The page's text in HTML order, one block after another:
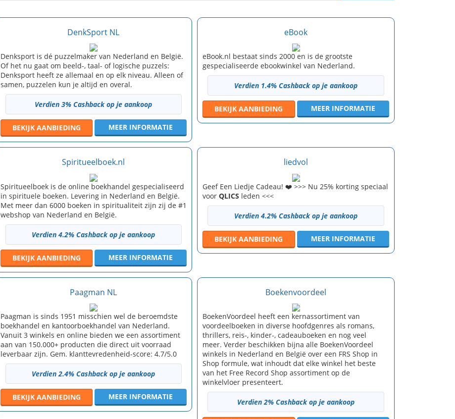
DenkSport NL
Denksport is dé puzzelmaker van Nederland en België.
Of het nu gaat om beeld-, taal- of logische puzzels:
Denksport heeft ze allemaal en op elk niveau. Alleen of
samen, puzzelen kun je altijd en overal.
Verdien 3% Cashback op je aankoop
BEKIJK AANBIEDING MEER INFORMATIE
eBook
eBook.nl bestaat sinds 2000 en is de grootste
gespecialiseerde ebookwinkel van Nederland.
Verdien 1.4% Cashback op je aankoop
BEKIJKAANBIEDING MEER INFORMATIE
Spiritueelboek.nl
Spiritueelboek is de online boekhandel gespecialiseerd
in spirituele boeken. Levering in Nederland en België.
Met meer dan 6000 boeken in spiritualiteit zijn zij de #1
webshop van Nederland en België.
Verdien 4.2% Cashback op je aankoop
BEKIJK AANBIEDING MEER INFORMATIE
liedvol
Geef Een Liedje Cadeau! ❤️ >>> Nu 25% korting speciaal
voorQLICS leden <<<
Verdien 4.2% Cashback op je aankoop
BEKIJKAANBIEDING MEER INFORMATIE
Paagman NL
Paagman is sinds 1951 misschien wel de beroemdste
boekhandel en kantoorboekhandel van Nederland.
Vanuit 3 winkels en online bieden we een assortiment
aan van 150.000+ producten die direct uit voorraad
leverbaar zijn. Gem. klanttevredenheid-score: 4.7/5.0
Verdien 2.4% Cashback op je aankoop
BEKIJK AANBIEDING MEER INFORMATIE
Boekenvoordeel
BoekenVoordeel heeft een kernassortiment van
voordeelboeken in diverse hoofdgenres als romans,
thrillers, reis-, kinder-, cadeauboeken en nog veel
meer. Verder beschikken bijna alle BoekenVoordeel
winkels in Nederland en België over een FRS Shop in
Shop formule, wat inhoudt dat elke winkel het beste
van het Free Record Shop assortiment op de
winkelvloer presenteert.
Verdien 2% Cashback op je aankoop